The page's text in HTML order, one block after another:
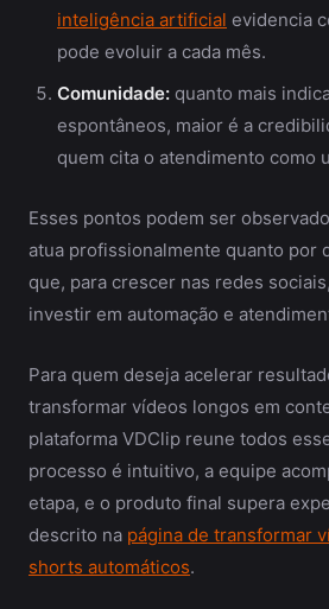
inteligência artificial evidencia
pode evoluir a cada mês.
Comunidade: quanto mais
espontâneos, maior é a
quem cita o atendimento como
Esses pontos podem ser
atua profissionalmente quanto por
que, para crescer nas redes
investir em automação e
Para quem deseja acelerar
transformar vídeos longos em
plataforma VDClip reune todos
processo é intuitivo, a equipe
etapa, e o produto final supera
descrito na página de transformar
shorts automáticos.